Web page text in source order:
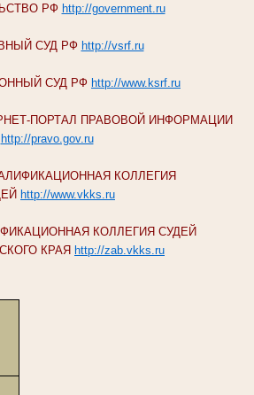
РФ http://government.ru
СУД РФ http://vsrf.ru
СУД РФ http://www.ksrf.ru
ПОРТАЛ ПРАВОВОЙ ИНФОРМАЦИИ
http://pravo.gov.ru
КОЛЛЕГИЯ
http://www.vkks.ru
КОЛЛЕГИЯ СУДЕЙ
КРАЯ http://zab.vkks.ru